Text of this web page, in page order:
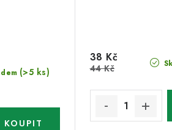
(>5 ks)
38 Kč
44 Kč